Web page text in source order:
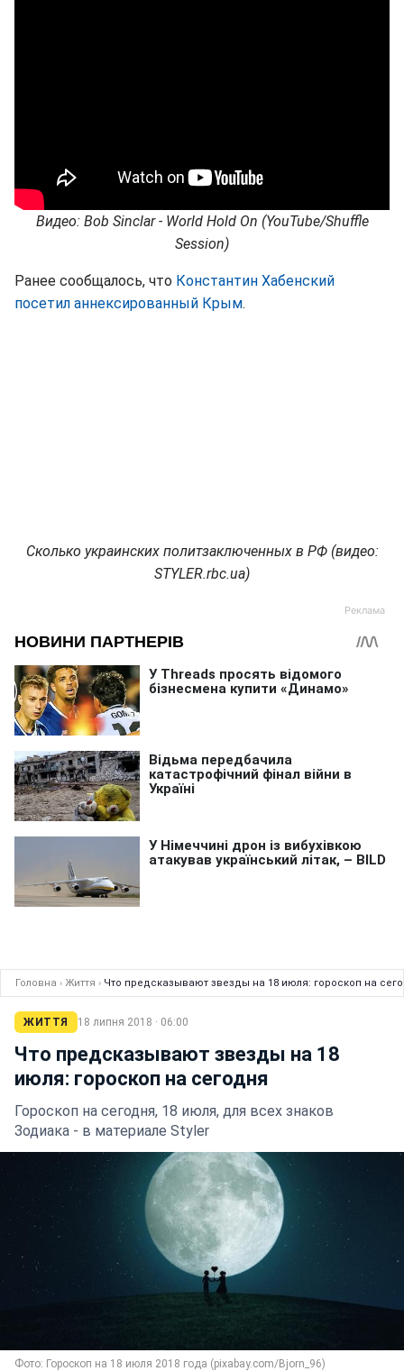
Видео: Bob Sinclar - World Hold On (YouTube/Shuffle
Session)
Ранее сообщалось, что Константин Хабенский
посетил аннексированный Крым.
Сколько украинских политзаключенных в РФ (видео:
STYLER.rbc.ua)
Головна › Життя › Что предсказывают звезды на 18 июля: гороскоп на
ЖИТТЯ 18 липня 2018 · 06:00
Что предсказывают звезды на 18
июля: гороскоп на сегодня
Гороскоп на сегодня, 18 июля, для всех знаков
Зодиака - в материале Styler
Фото: Гороскоп на 18 июля 2018 года (pixabay.com/Bjorn_96)